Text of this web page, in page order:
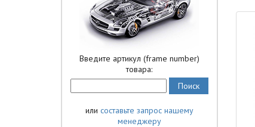
Введите артикул (frame number)
товара:
или составьте запрос нашему
менеджеру